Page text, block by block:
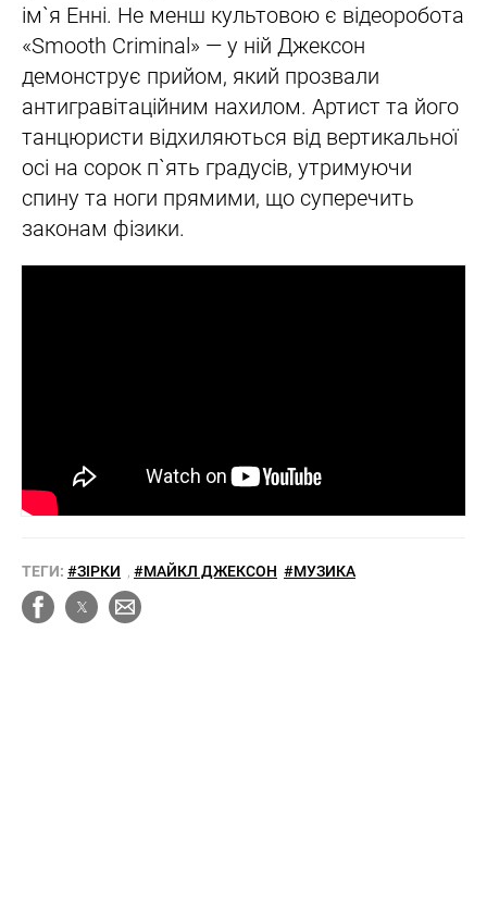
ім`я Енні. Не менш культовою є відеоробота
«Smooth Criminal» — у ній Джексон
демонструє прийом, який прозвали
антигравітаційним нахилом. Артист та його
танцюристи відхиляються від вертикальної
осі на сорок п`ять градусів, утримуючи
спину та ноги прямими, що суперечить
законам фізики.
ТЕГИ: #ЗІРКИ #МАЙКЛ ДЖЕКСОН #МУЗИКА